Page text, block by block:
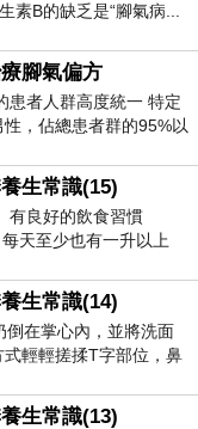
素B的缺乏是“腳氣病...
腳氣偏方
者人群高度統一 特定
，佔總患者群的95%以
生常識(15)
良好的飲食習慣
天至少也有一升以上
生常識(14)
在掌心內，並將洗面
輕輕搓揉T字部位，鼻
生常識(13)